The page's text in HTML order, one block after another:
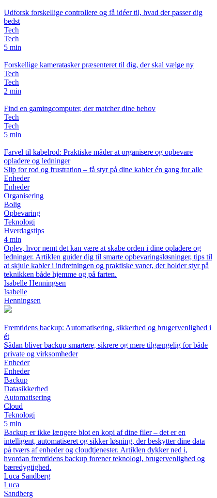
Udforsk forskellige controllere og få idéer til, hvad der passer dig
bedst
Tech
Tech
5 min
Forskellige kameratasker præsenteret til dig, der skal vælge ny
Tech
Tech
2 min
Find en gamingcomputer, der matcher dine behov
Tech
Tech
5 min
Farvel til kabelrod: Praktiske måder at organisere og opbevare
opladere og ledninger
Slip for rod og frustration – få styr på dine kabler én gang for alle
Enheder
Enheder
Organisering
Bolig
Opbevaring
Teknologi
Hverdagstips
4 min
Oplev, hvor nemt det kan være at skabe orden i dine opladere og
ledninger. Artiklen guider dig til smarte opbevaringsløsninger, tips til
at skjule kabler i indretningen og praktiske vaner, der holder styr på
teknikken både hjemme og på farten.
Isabelle Henningsen
Isabelle
Henningsen
Fremtidens backup: Automatisering, sikkerhed og brugervenlighed i
ét
Sådan bliver backup smartere, sikrere og mere tilgængelig for både
private og virksomheder
Enheder
Enheder
Backup
Datasikkerhed
Automatisering
Cloud
Teknologi
5 min
Backup er ikke længere blot en kopi af dine filer – det er en
intelligent, automatiseret og sikker løsning, der beskytter dine data
på tværs af enheder og cloudtjenester. Artiklen dykker ned i,
hvordan fremtidens backup forener teknologi, brugervenlighed og
bæredygtighed.
Luca Sandberg
Luca
Sandberg